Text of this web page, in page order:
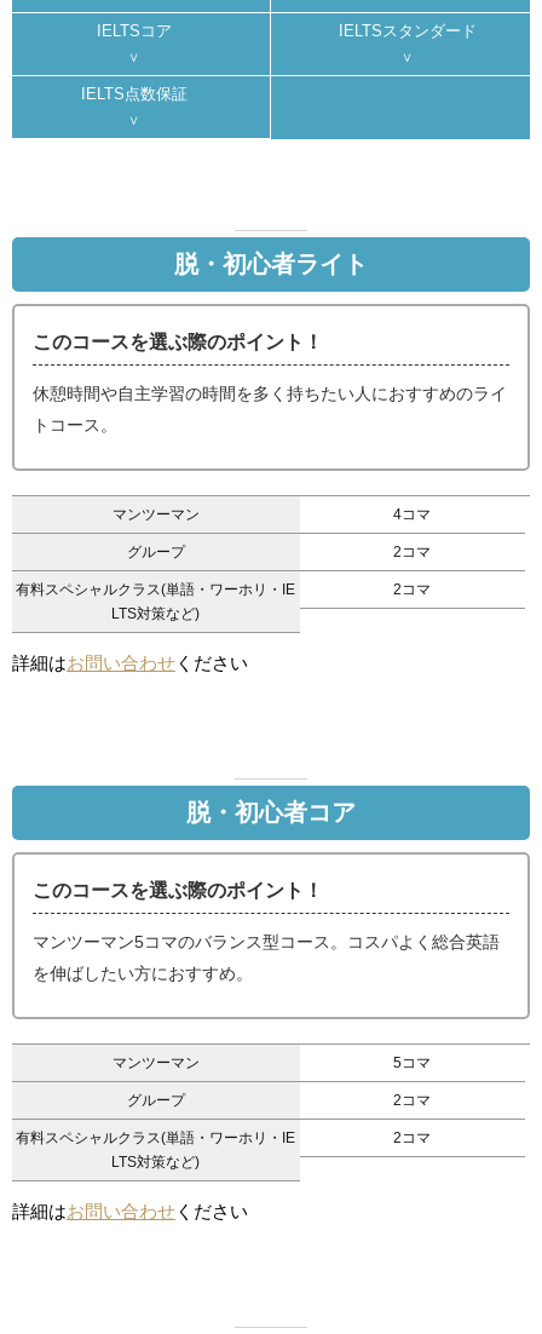
IELTSコア IELTSスタンダード
IELTS点数保証
脱・初心者ライト
このコースを選ぶ際のポイント！
休憩時間や自主学習の時間を多く持ちたい人におすすめのライ
トコース。
マンツーマン 4コマ
グループ 2コマ
有料スペシャルクラス(単語・ワーホリ・IE
LTS対策など)
2コマ
詳細はお問い合わせ ください
脱・初心者コア
このコースを選ぶ際のポイント！
マンツーマン5コマのバランス型コース。コスパよく総合英語
を伸ばしたい方におすすめ。
マンツーマン 5コマ
グループ 2コマ
有料スペシャルクラス(単語・ワーホリ・IE
LTS対策など)
2コマ
詳細はお問い合わせ ください